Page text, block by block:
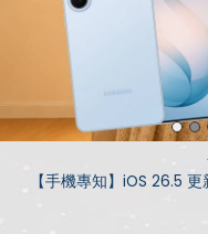
【手機專知】iOS 26.5